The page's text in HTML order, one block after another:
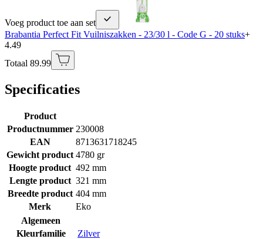
Voeg product toe aan set
Brabantia Perfect Fit Vuilniszakken - 23/30 l - Code G - 20 stuks+
4.49
Totaal 89.99
Specificaties
Product
Productnummer 230008
EAN
8713631718245
Gewicht product 4780 gr
Hoogte product 492 mm
Lengte product 321 mm
Breedte product 404 mm
Merk
Eko
Algemeen
Kleurfamilie
Zilver